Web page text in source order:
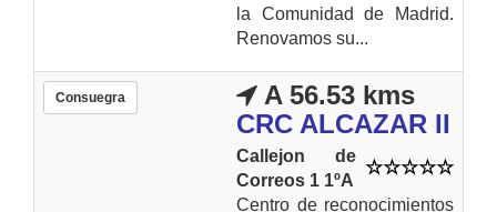
la Comunidad de Madrid.
Renovamos su...
Consuegra
A 56.53 kms
CRC ALCAZAR II
Callejon de
Correos 1 1ºA
Centro de reconocimientos